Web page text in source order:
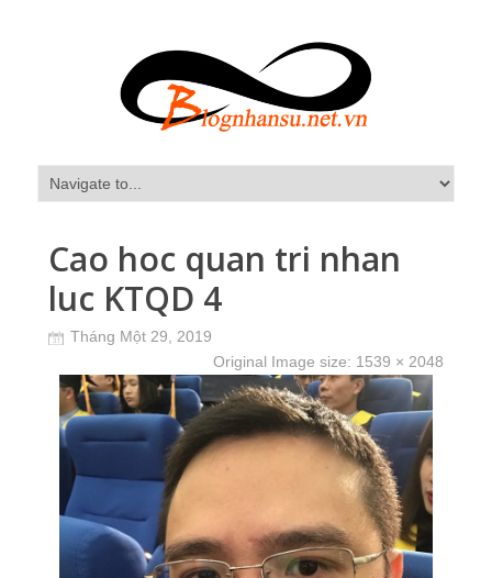
Cao hoc quan tri nhan
luc KTQD 4
Tháng Một 29, 2019
Original Image size: 1539 × 2048